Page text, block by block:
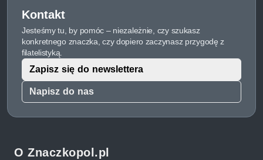
Kontakt
Jesteśmy tu, by pomóc – niezależnie, czy szukasz
konkretnego znaczka, czy dopiero zaczynasz przygodę z
filatelistyką.
Napisz do nas
Zapisz się do newslettera
O Znaczkopol.pl